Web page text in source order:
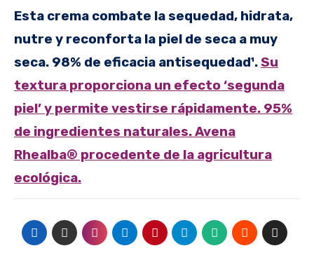
Esta crema combate la sequedad, hidrata,
nutre y reconforta la piel de seca a muy
seca. 98% de eficacia antisequedad¹.Su
textura proporciona un efecto ‘segunda
piel’ y permite vestirse rápidamente. 95%
de ingredientes naturales. Avena
Rhealba® procedente de la agricultura
ecológica.